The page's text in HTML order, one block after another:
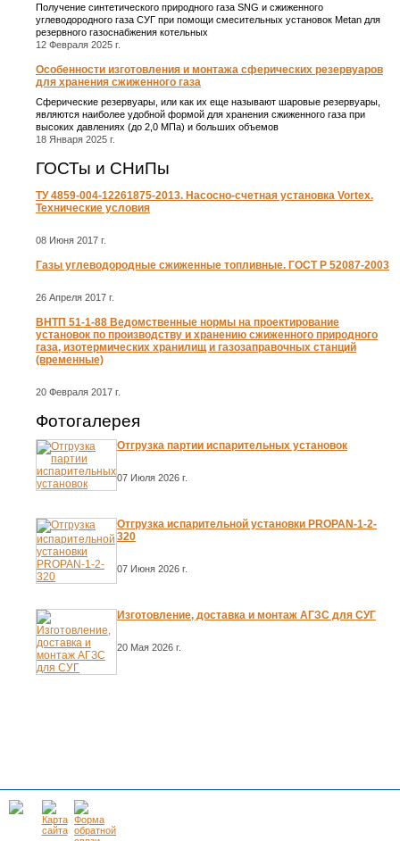
Получение синтетического природного газа SNG и сжиженного
углеводородного газа СУГ при помощи смесительных установок Metan для
резервного газоснабжения котельных
12 Февраля 2025 г.
Особенности изготовления и монтажа сферических резервуаров
для хранения сжиженного газа
Сферические резервуары, или как их еще называют шаровые резервуары,
являются наиболее удобной формой для хранения сжиженного газа при
высоких давлениях (до 2,0 МПа) и больших объемов
18 Января 2025 г.
ГОСТы и СНиПы
ТУ 4859-004-12261875-2013. Насосно-счетная установка Vortex.
Технические условия
08 Июня 2017 г.
Газы углеводородные сжиженные топливные. ГОСТ Р 52087-2003
26 Апреля 2017 г.
ВНТП 51-1-88 Ведомственные нормы на проектирование
установок по производству и хранению сжиженного природного
газа, изотермических хранилищ и газозаправочных станций
(временные)
20 Февраля 2017 г.
Фотогалерея
Отгрузка партии испарительных установок
07 Июля 2026 г.
Отгрузка испарительной установки PROPAN-1-2-
320
07 Июня 2026 г.
Изготовление, доставка и монтаж АГЗС для СУГ
20 Мая 2026 г.